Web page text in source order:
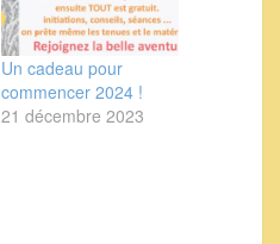
Un cadeau pour
commencer 2024 !
21 décembre 2023